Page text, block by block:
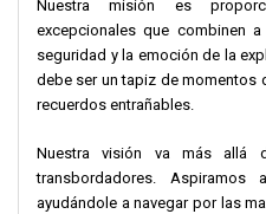
Nuestra misión es
excepcionales que combinen
seguridad y la emoción de la
debe ser un tapiz de momentos
recuerdos entrañables.
Nuestra visión va más allá
transbordadores.
ayudándole a navegar por las